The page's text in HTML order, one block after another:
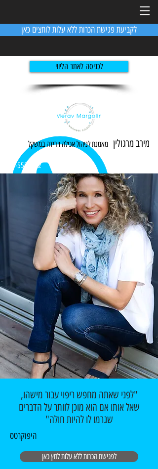
לקביעת פגישת הכרות ללא עלות לוחצים כאן
לכניסה לאתר הליווי
מירב מרגולין מאמנת לניהול אכילה וירידהבמשקל
054-5551982
"לפני שאתה מחפש ריפוי עבור מישהו,
שאל אותו אם הוא מוכן לוותר על הדברים
שגרמו לו להיות חולה"
היפוקרטס
לפגישת הכרות ללא עלות לחץ כאן